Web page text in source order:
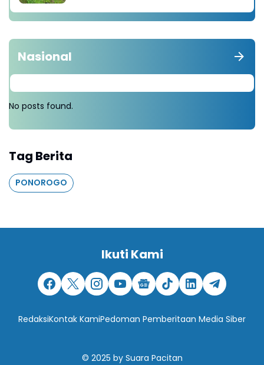
Nasional
No posts found.
Tag Berita
PONOROGO
Ikuti Kami
RedaksiKontak KamiPedoman Pemberitaan Media Siber
© 2025 by Suara Pacitan